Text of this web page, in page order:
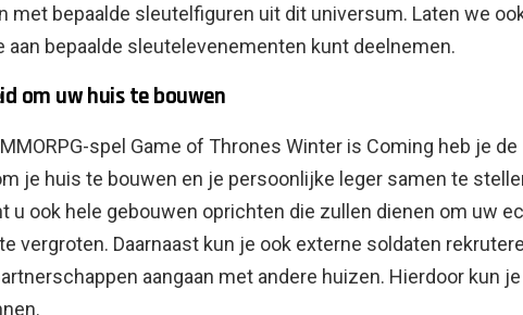
met bepaalde sleutelfiguren uit dit universum. Laten we
aan bepaalde sleutelevenementen kunt deelnemen.
om uw huis te bouwen
spel Game of Thrones Winter is Coming heb je de
je huis te bouwen en je persoonlijke leger samen te
u ook hele gebouwen oprichten die zullen dienen om uw
vergroten. Daarnaast kun je ook externe soldaten
aangaan met andere huizen. Hierdoor kun